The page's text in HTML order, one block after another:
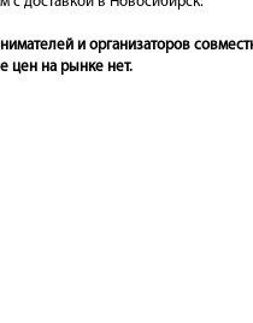
и организаторов
цен на рынке нет.